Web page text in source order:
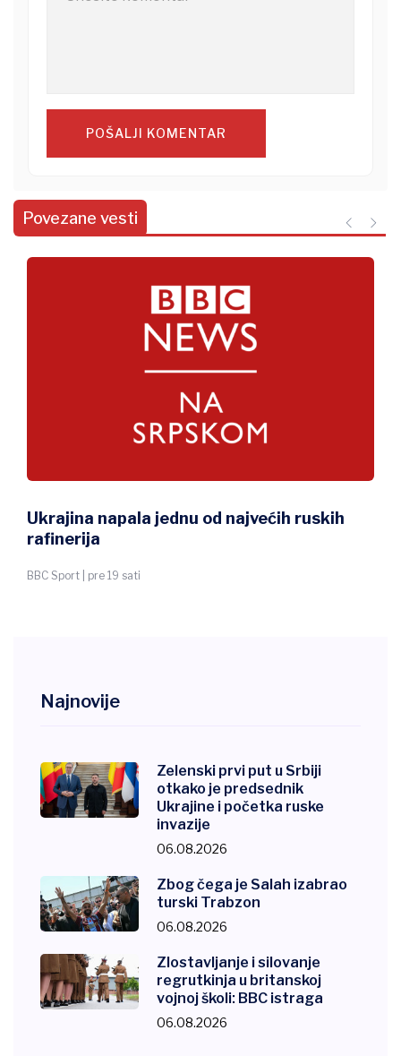
POŠALJI KOMENTAR
Povezane vesti
Dunav u Srbiji u blagom porastu, u
Hrvatskoj jedna reka na četiri
Najnovije
Zelenski prvi put u Srbiji
otkako je predsednik
Ukrajine i početka ruske
invazije
06.08.2026
Zbog čega je Salah izabrao
turski Trabzon
06.08.2026
Zlostavljanje i silovanje
regrutkinja u britanskoj
vojnoj školi: BBC istraga
06.08.2026